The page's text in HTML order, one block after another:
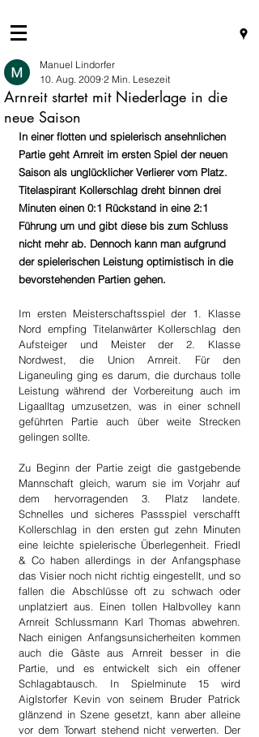
Arnreit startet mit Niederlage in die
neue Saison
Manuel Lindorfer
10. Aug. 2009 2 Min. Lesezeit
In einer flotten und spielerisch ansehnlichen
Partie geht Arnreit im ersten Spiel der neuen
Saison als unglücklicher Verlierer vom Platz.
Titelaspirant Kollerschlag dreht binnen drei
Minuten einen 0:1 Rückstand in eine 2:1
Führung um und gibt diese bis zum Schluss
nicht mehr ab. Dennoch kann man aufgrund
der spielerischen Leistung optimistisch in die
bevorstehenden Partien gehen.
Im ersten Meisterschaftsspiel der 1. Klasse
Nord empfing Titelanwärter Kollerschlag den
Aufsteiger und Meister der 2. Klasse
Nordwest, die Union Arnreit. Für den
Liganeuling ging es darum, die durchaus tolle
Leistung während der Vorbereitung auch im
Ligaalltag umzusetzen, was in einer schnell
geführten Partie auch über weite Strecken
gelingen sollte.
Zu Beginn der Partie zeigt die gastgebende
Mannschaft gleich, warum sie im Vorjahr auf
dem hervorragenden 3. Platz landete.
Schnelles und sicheres Passspiel verschafft
Kollerschlag in den ersten gut zehn Minuten
eine leichte spielerische Überlegenheit. Friedl
& Co haben allerdings in der Anfangsphase
das Visier noch nicht richtig eingestellt, und so
fallen die Abschlüsse oft zu schwach oder
unplatziert aus. Einen tollen Halbvolley kann
Arnreit Schlussmann Karl Thomas abwehren.
Nach einigen Anfangsunsicherheiten kommen
auch die Gäste aus Arnreit besser in die
Partie, und es entwickelt sich ein offener
Schlagabtausch. In Spielminute 15 wird
Aiglstorfer Kevin von seinem Bruder Patrick
glänzend in Szene gesetzt, kann aber alleine
vor dem Torwart stehend nicht verwerten. Der